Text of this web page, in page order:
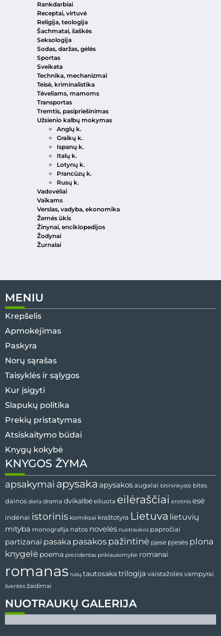
Rankdarbiai
Receptai, virtuvė
Religija, teologija
Šachmatai, šaškės
Seksologija
Sodas, daržas, gėlės
Sportas
Sveikata
Technika, mechanizmai
Teisė, kriminalistika
Tėveliams, mamoms
Transportas
Tremtis, pasipriešinimas
Užsienio kalbų mokymas
Anglų k.
Graikų k.
Ispanų k.
Italų k.
Lotynų k.
Prancūzų k.
Rusų k.
Vadovėliai
Vaikams
Verslas, vadyba, ekonomika
Žemės ūkis
Žinynai, enciklopedijos
Žodynai
Žurnalai
MENIU
Krepšelis
Apmokėjimas
Paskyra
Norų sąrašas
Taisyklės ir sąlygos
Kur įsigyti
Slapukų politika
Prekių pristatymas
Atsiskaitymo būdai
Knygų kokybė
NUOTRAUKŲ GALERIJA
KNYGOS ŽYMA
apsakymai apysaka apysakos augalai bitininkystė bitės
dainos dieta drama dvikalbė eiliuota eilėraščiai erotinis esė
indėnai istorinis komiksai kraštotyra Lietuva lietuvių
mityba monografija natos novelės nuotraukos papročiai
partizanai pasaka pasakos pažintinė pjesė pjesės plona
knygelė poema prezidentas priklausomybė romanai
romanas rusų tautosaka trilogija vaistažolėsvampyrai
šventės žaidimai